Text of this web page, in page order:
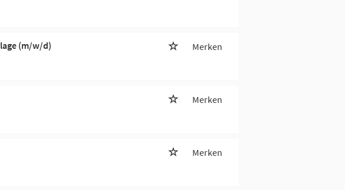
(m/w/d) Merken
Merken
Merken